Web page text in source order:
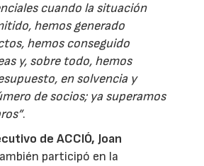
cuando la situación
hemos generado
hemos conseguido
y, sobre todo, hemos
en solvencia y
de socios; ya superamos
.
de ACCIÓ, Joan
participó en la